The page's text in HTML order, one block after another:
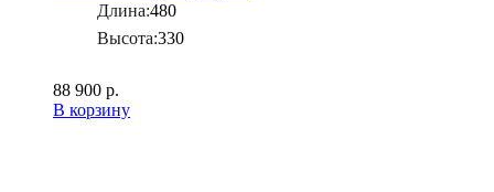
Длина:480
Высота:330
88 900 р.
В корзину